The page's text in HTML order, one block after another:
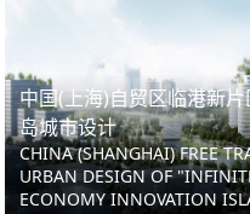
中国(上海)自贸区临港新
岛城市设计
CHINA (SHANGHAI) FREE
URBAN DESIGN OF
ECONOMY INNOVATION